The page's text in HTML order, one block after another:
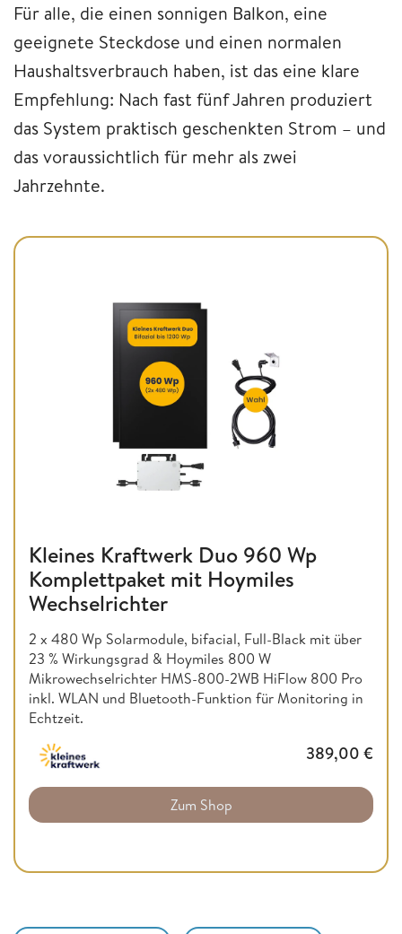
Für alle, die einen sonnigen Balkon, eine
geeignete Steckdose und einen normalen
Haushaltsverbrauch haben, ist das eine klare
Empfehlung: Nach fast fünf Jahren produziert
das System praktisch geschenkten Strom – und
das voraussichtlich für mehr als zwei
Jahrzehnte.
Kleines Kraftwerk Duo 960 Wp
Komplettpaket mit Hoymiles
Wechselrichter
2 x 480 Wp Solarmodule, bifacial, Full-Black mit über
23 % Wirkungsgrad & Hoymiles 800 W
Mikrowechselrichter HMS-800-2WB HiFlow 800 Pro
inkl. WLAN und Bluetooth-Funktion für Monitoring in
Echtzeit.
389,00 €
Zum Shop